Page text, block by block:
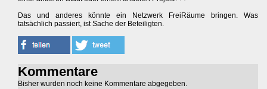
Das und anderes könnte ein Netzwerk FreiRäume bringen. Was
tatsächlich passiert, ist Sache der Beteiligten.
Kommentare
Bisher wurden noch keine Kommentare abgegeben.